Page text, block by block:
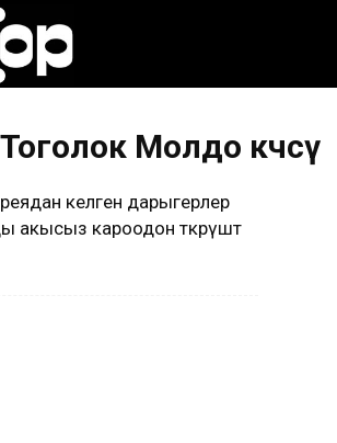
кыргызчаМолдо көчөсү
келген дарыгерлер
акысыз кароодон өткөрүшөт